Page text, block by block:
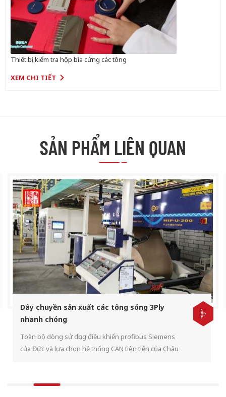
Thiết bị kiểm tra hộp bìa cứng các tông
XEM CHI TIẾT
SẢN PHẨM LIÊN QUAN
Dây chuyền sản xuất các tông sóng 3Ply
nhanh chóng
Toàn bộ dòng sử dụng điều khiển profibus Siemens
của Đức và lựa chọn hệ thống CAN tiên tiến của Châu